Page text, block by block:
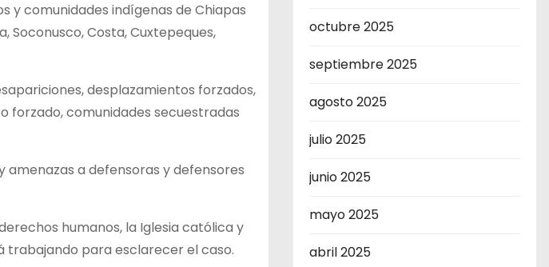
y comunidades indígenas de Chiapas
Soconusco, Costa, Cuxtepeques,
desplazamientos forzados,
forzado, comunidades secuestradas
amenazas a defensoras y defensores
humanos, la Iglesia católica y
trabajando para esclarecer el caso.
octubre 2025
septiembre 2025
agosto 2025
julio 2025
junio 2025
mayo 2025
abril 2025